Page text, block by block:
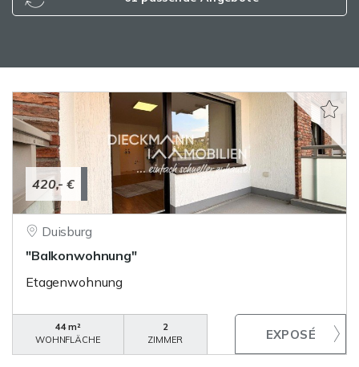
420,- €
Duisburg
"Balkonwohnung"
Etagenwohnung
44 m²
WOHNFLÄCHE
2
ZIMMER